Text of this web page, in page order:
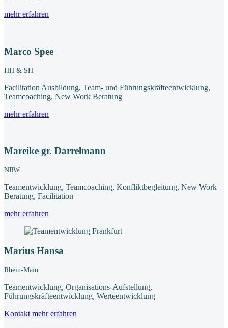
mehr erfahren
Marco Spee
HH & SH
Facilitation Ausbildung, Team- und Führungskräfteentwicklung,
Teamcoaching, New Work Beratung
mehr erfahren
Mareike gr. Darrelmann
NRW
Teamentwicklung, Teamcoaching, Konfliktbegleitung, New Work
Beratung, Facilitation
mehr erfahren
Marius Hansa
Rhein-Main
Teamentwicklung, Organisations-Aufstellung,
Führungskräfteentwicklung, Werteentwicklung
Kontakt mehr erfahren